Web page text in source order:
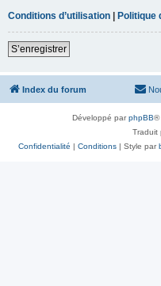
Conditions d’utilisation | Politique
S’enregistrer
Index du forum
Développé parphpBB®
Traduit
Confidentialité | Conditions| Style par